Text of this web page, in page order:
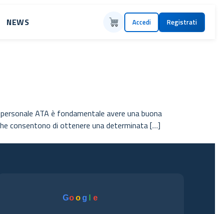
NEWS Accedi Registrati
ATA è fondamentale avere una buona
consentono di ottenere una determinata […]
Go o g e